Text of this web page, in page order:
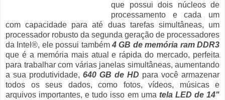
que possui dois núcleos de
processamento e cada um
com capacidade para até duas tarefas simultâneas, um
processador robusto da segunda geração de processadores
da Intel®, ele possui também4 GB de memória ram DDR3
que é a memória mais atual e rápida do mercado, perfeita
para trabalhar com várias janelas simultâneas, aumentando
a sua produtividade, 640 GB de HD para você armazenar
todos os seus dados, como fotos, vídeos, músicas e
arquivos importantes, e tudo isso em uma tela LED de 14"